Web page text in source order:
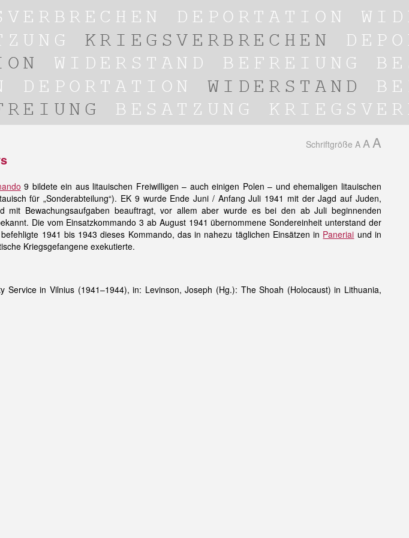
Schriftgröße A A A
9 bildete ein aus litauischen Freiwilligen – auch einigen Polen – und ehemaligen litauischen
für „Sonderabteilung“). EK 9 wurde Ende Juni / Anfang Juli 1941 mit der Jagd auf Juden,
mit Bewachungsaufgaben beauftragt, vor allem aber wurde es bei den ab Juli beginnenden
Die vom Einsatzkommando 3 ab August 1941 übernommene Sondereinheit unterstand der
befehligte 1941 bis 1943 dieses Kommando, das in nahezu täglichen Einsätzen in Paneriai und in
Kriegsgefangene exekutierte.
Service in Vilnius (1941–1944), in: Levinson, Joseph (Hg.): The Shoah (Holocaust) in Lithuania,